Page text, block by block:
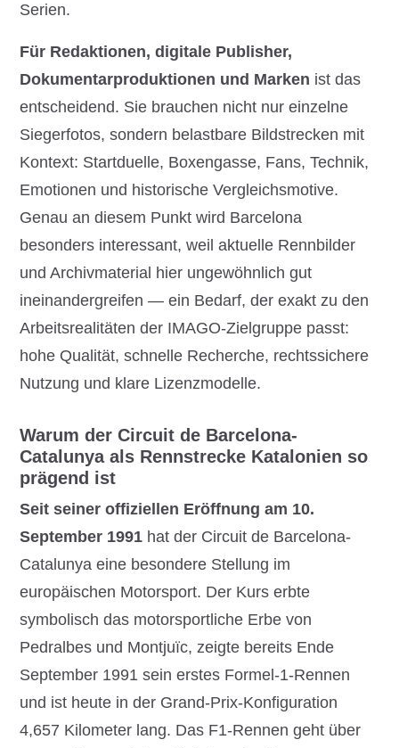
Serien.
Für Redaktionen, digitale Publisher,
Dokumentarproduktionen und Marken ist das
entscheidend. Sie brauchen nicht nur einzelne
Siegerfotos, sondern belastbare Bildstrecken mit
Kontext: Startduelle, Boxengasse, Fans, Technik,
Emotionen und historische Vergleichsmotive.
Genau an diesem Punkt wird Barcelona
besonders interessant, weil aktuelle Rennbilder
und Archivmaterial hier ungewöhnlich gut
ineinandergreifen — ein Bedarf, der exakt zu den
Arbeitsrealitäten der IMAGO-Zielgruppe passt:
hohe Qualität, schnelle Recherche, rechtssichere
Nutzung und klare Lizenzmodelle.
Warum der Circuit de Barcelona-
Catalunya als Rennstrecke Katalonien so
prägend ist
Seit seiner offiziellen Eröffnung am 10.
September 1991 hat der Circuit de Barcelona-
Catalunya eine besondere Stellung im
europäischen Motorsport. Der Kurs erbte
symbolisch das motorsportliche Erbe von
Pedralbes und Montjuïc, zeigte bereits Ende
September 1991 sein erstes Formel-1-Rennen
und ist heute in der Grand-Prix-Konfiguration
4,657 Kilometer lang. Das F1-Rennen geht über